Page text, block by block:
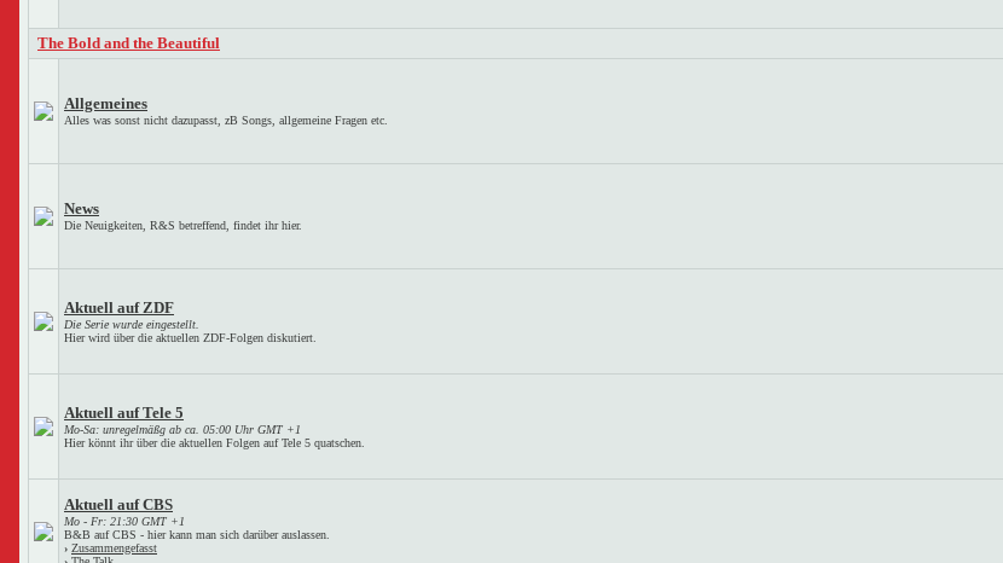
The Bold and the Beautiful
Allgemeines
Alles was sonst nicht dazupasst, zB Songs, allgemeine Fragen etc.
News
Die Neuigkeiten, R&S betreffend, findet ihr hier.
Aktuell auf ZDF
Die Serie wurde eingestellt.
Hier wird über die aktuellen ZDF-Folgen diskutiert.
Aktuell auf Tele 5
Mo-Sa: unregelmäßg ab ca. 05:00 Uhr GMT +1
Hier könnt ihr über die aktuellen Folgen auf Tele 5 quatschen.
Aktuell auf CBS
Mo - Fr: 21:30 GMT +1
B&B auf CBS - hier kann man sich darüber auslassen.
› Zusammengefasst